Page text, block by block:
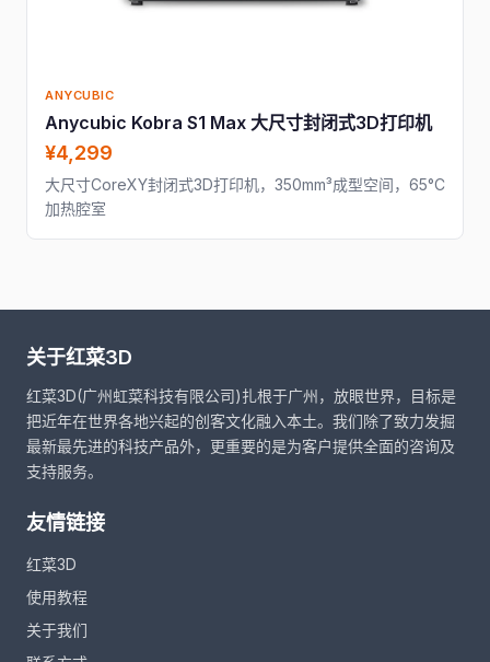
ANYCUBIC
Anycubic Kobra S1 Max 大尺寸封闭式3D打印机
¥4,299
大尺寸CoreXY封闭式3D打印机，350mm³成型空间，65°C
加热腔室
关于红菜3D
红菜3D(广州虹菜科技有限公司)扎根于广州，放眼世界，目标是
把近年在世界各地兴起的创客文化融入本土。我们除了致力发掘
最新最先进的科技产品外，更重要的是为客户提供全面的咨询及
支持服务。
友情链接
红菜3D
使用教程
关于我们